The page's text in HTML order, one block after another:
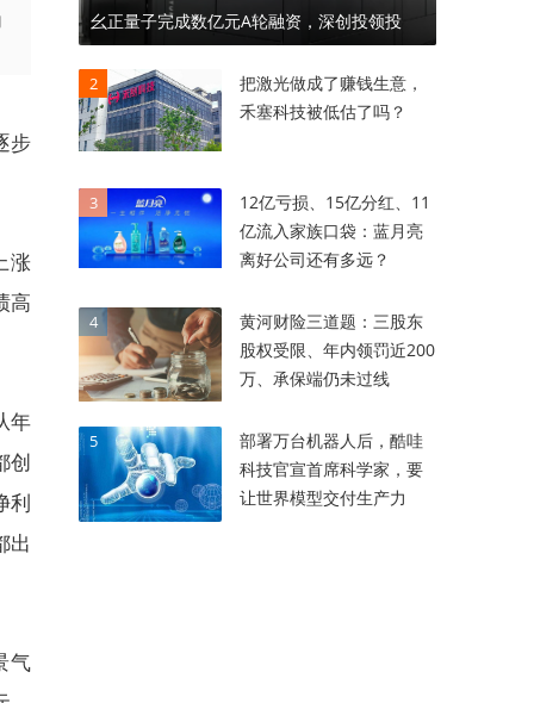
步
涨
高
年
创
利
出
气
幺正量子完成数亿元A轮融资，深创投领投
2
把激光做成了赚钱生意，
禾塞科技被低估了吗？
3
12亿亏损、15亿分红、11
亿流入家族口袋：蓝月亮
离好公司还有多远？
4
黄河财险三道题：三股东
股权受限、年内领罚近200
万、承保端仍未过线
5
部署万台机器人后，酷哇
科技官宣首席科学家，要
让世界模型交付生产力